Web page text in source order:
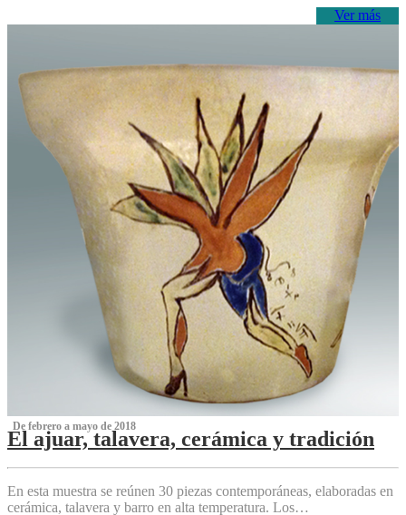
Ver más
‌ De febrero a mayo de 2018
El ajuar, talavera, cerámica y tradición
‌
En esta muestra se reúnen 30 piezas contemporáneas, elaboradas en
cerámica, talavera y barro en alta temperatura. Los…